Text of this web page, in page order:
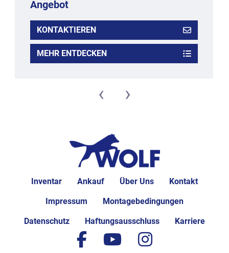
Angebot
KONTAKTIEREN
MEHR ENTDECKEN
‹ ›
Inventar Ankauf Über Uns Kontakt
Impressum Montagebedingungen
Datenschutz Haftungsausschluss Karriere
facebook
youtubeinstagram